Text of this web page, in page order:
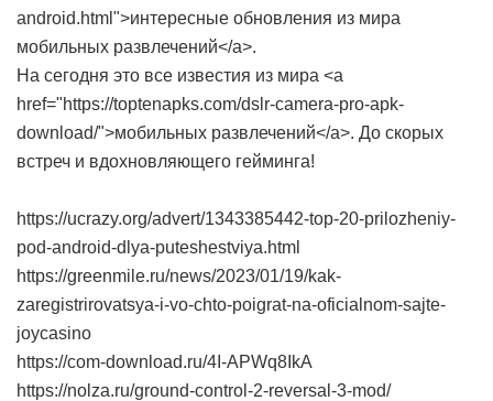
android.html">интересные обновления из мира
мобильных развлечений</a>.
На сегодня это все известия из мира <a
href="https://toptenapks.com/dslr-camera-pro-apk-
download/">мобильных развлечений</a>. До скорых
встреч и вдохновляющего гейминга!
https://ucrazy.org/advert/1343385442-top-20-prilozheniy-
pod-android-dlya-puteshestviya.html
https://greenmile.ru/news/2023/01/19/kak-
zaregistrirovatsya-i-vo-chto-poigrat-na-oficialnom-sajte-
joycasino
https://com-download.ru/4I-APWq8IkA
https://nolza.ru/ground-control-2-reversal-3-mod/